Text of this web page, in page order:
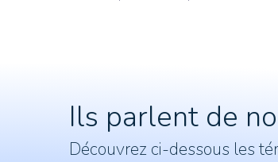
Ils parlent de
Découvrez ci-dessous les